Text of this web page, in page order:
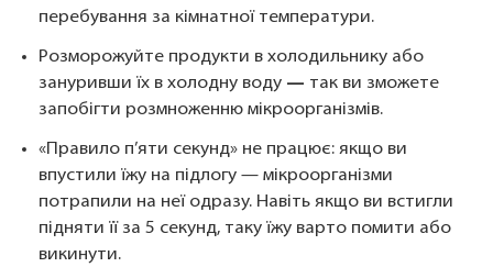
перебування за кімнатної температури.
Розморожуйте продукти в холодильнику або
зануривши їх в холодну воду — так ви зможете
запобігти розмноженню мікроорганізмів.
«Правило п’яти секунд» не працює: якщо ви
впустили їжу на підлогу — мікроорганізми
потрапили на неї одразу. Навіть якщо ви встигли
підняти її за 5 секунд, таку їжу варто помити або
викинути.